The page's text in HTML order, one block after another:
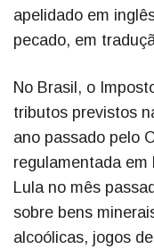
apelidado em
pecado, em
No Brasil, o
tributos previstos
ano passado pelo
regulamentada
Lula no mês
sobre bens
alcoólicas, jogos